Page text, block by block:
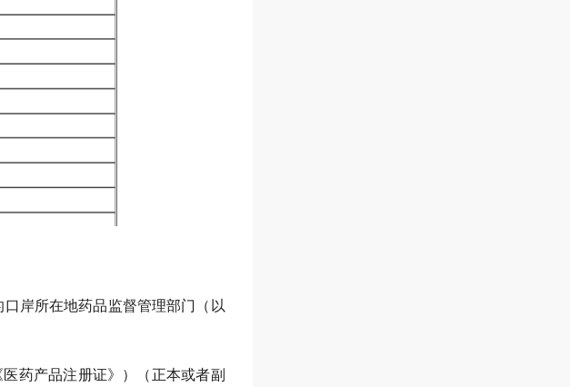
岸所在地药品监督管理部门（以
药产品注册证》）（正本或者副